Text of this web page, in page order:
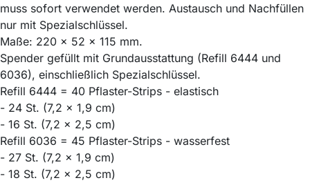
muss sofort verwendet werden. Austausch und Nachfüllen
nur mit Spezialschlüssel.
Maße: 220 x 52 x 115 mm.
Spender gefüllt mit Grundausstattung (Refill 6444 und
6036), einschließlich Spezialschlüssel.
Refill 6444 = 40 Pflaster-Strips - elastisch
- 24 St. (7,2 x 1,9 cm)
- 16 St. (7,2 x 2,5 cm)
Refill 6036 = 45 Pflaster-Strips - wasserfest
- 27 St. (7,2 x 1,9 cm)
- 18 St. (7,2 x 2,5 cm)